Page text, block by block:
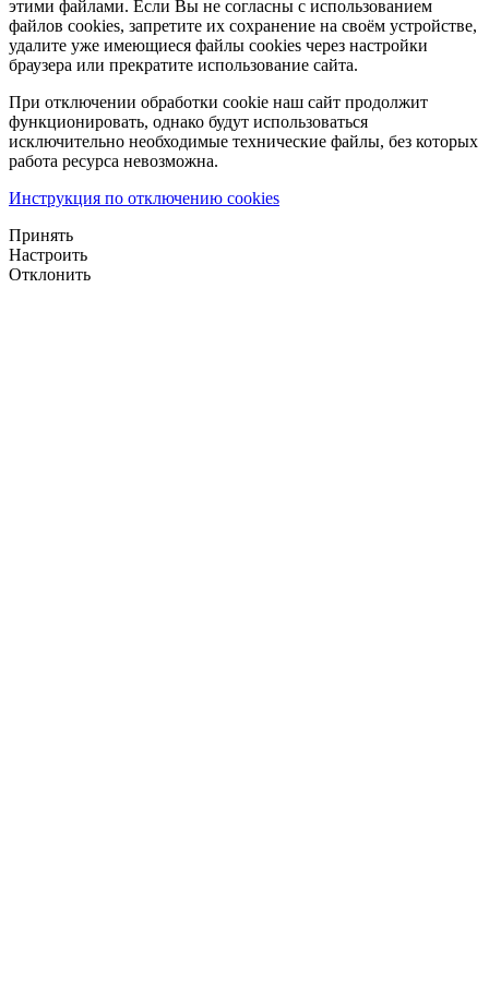
этими файлами. Если Вы не согласны с использованием
файлов cookies, запретите их сохранение на своём устройстве,
удалите уже имеющиеся файлы cookies через настройки
браузера или прекратите использование сайта.
При отключении обработки cookie наш сайт продолжит
функционировать, однако будут использоваться
исключительно необходимые технические файлы, без которых
работа ресурса невозможна.
Инструкция по отключению cookies
Принять
Настроить
Отклонить